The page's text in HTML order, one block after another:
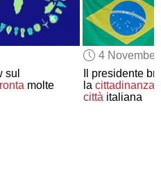
LANGUAGES
US
COLORS
sul
molte
4
Il presidente
lacittadinanza
città italiana